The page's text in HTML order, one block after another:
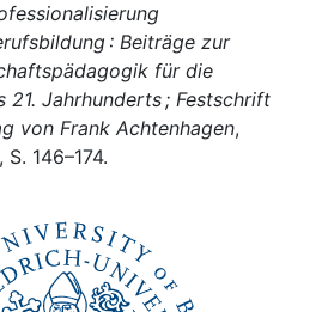
: Beiträge zur
für die
21. Jahrhunderts ; Festschrift
von Frank Achtenhagen,
146–174.